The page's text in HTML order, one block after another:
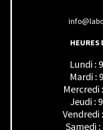
HEURES
Lundi :
Mardi :
Mercredi
Jeudi :
Vendredi
Samedi